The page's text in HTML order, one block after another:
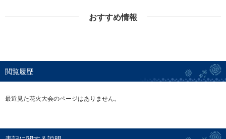
おすすめ情報
閲覧履歴
最近見た花火大会のページはありません。